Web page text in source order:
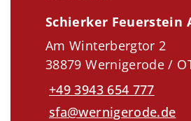
Schierker Feuerstein
Am Winterbergtor 2
38879 Wernigerode /
+49 3943 654 777
sfa@wernigerode.de